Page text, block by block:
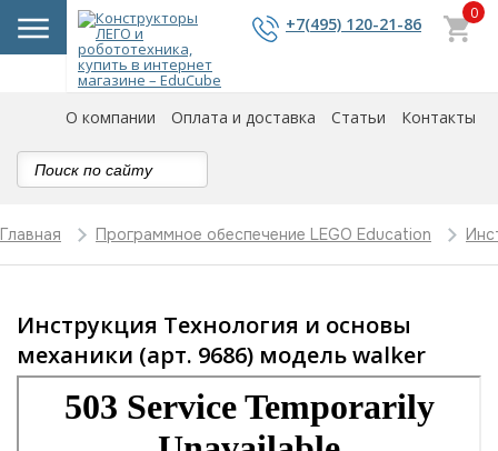
+7(495) 120-21-86
0
О компании Оплата и доставка Статьи Контакты
Главная Программное обеспечение LEGO Education
Инструкция Технология и основы
механики (арт. 9686) модель walker